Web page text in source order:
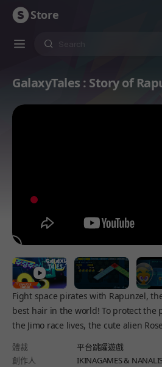
Store
GalaxyTales : Story of
Fight space pirates with Rapunzel,
best hair in the world! To protect the
the Jimo race lives, the cute alien
體裁
平台跳躍遊戲
創作人
IKINAGAMES &